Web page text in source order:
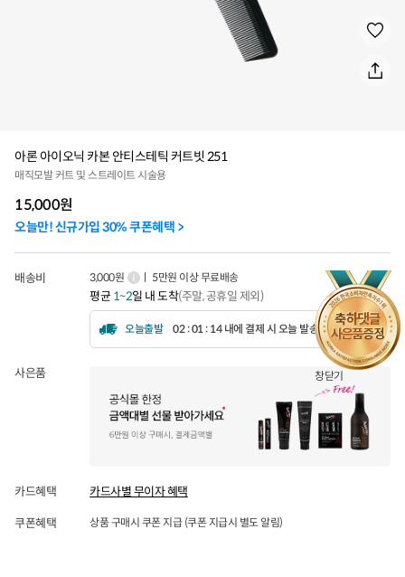
창닫기
아론 아이오닉 카본 안티스테틱 커트빗 251
매직모발 커트 및 스트레이트 시술용
15,000원
오늘만! 신규가입 30% 쿠폰혜택 >
배송비 3,000원 ㅣ 5만원 이상 무료배송
평균1~2일 내 도착(주말, 공휴일 제외)
오늘출발 02 : 01 : 12 내에 결제 시 오늘 발송됩니다.
사은품
카드혜택 카드사별 무이자 혜택
쿠폰혜택 상품 구매시 쿠폰 지급 (쿠폰 지급시 별도 알림)